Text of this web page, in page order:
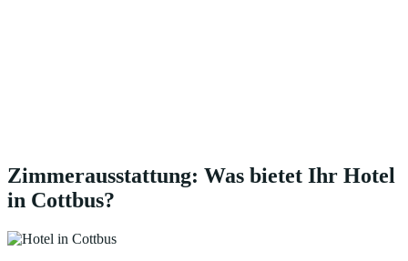
Zimmerausstattung: Was bietet Ihr Hotel
in Cottbus?